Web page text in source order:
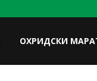
ОХРИДСКИ